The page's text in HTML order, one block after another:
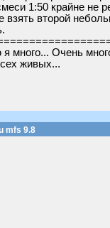
1:50 крайне не
второй
много... Очень
живых...
mfs 9.8